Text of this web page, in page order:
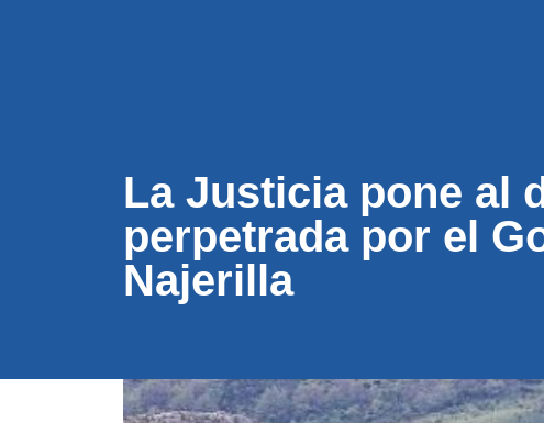
La Justicia pone al
perpetrada por el
Najerilla